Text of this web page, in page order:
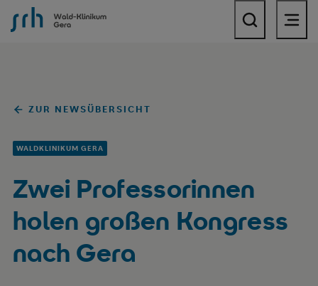
SRH Wald-Klinikum Gera
ZUR NEWSÜBERSICHT
WALDKLINIKUM GERA
Zwei Professorinnen
holen großen Kongress
nach Gera